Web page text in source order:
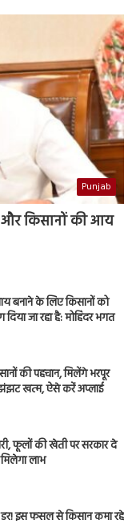
Punjab
और किसानों की आय
बनाने के लिए किसानों को
जा रहा है: मोहिंदर भगत
की पहचान, मिलेंगे भरपूर
झंझट खत्म, ऐसे करें अप्लाई
फूलों की खेती पर सरकार दे
लाभ
इस फसल से किसान कमा रहे